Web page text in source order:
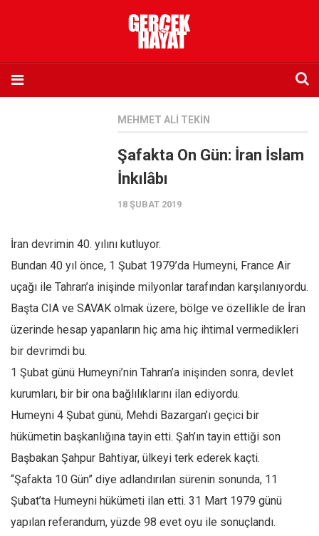
Abone olmak istiyorum
Sosyal Medya
Twitter
Facebook
Instagram
YouTube
Editörden
Yazarlar
Mahmut Toptaş
Yvonne Ridley
Barış Tarımcıoğlu
MEHMET ALI TEKIN
Şafakta On Gün: İran İslam
İnkılâbı
18 ŞUBAT 2019
İran devrimin 40. yılını kutluyor.
Bundan 40 yıl önce, 1 Şubat 1979’da Humeyni, France Air
uçağı ile Tahran’a inişinde milyonlar tarafından karşılanıyordu.
Başta CIA ve SAVAK olmak üzere, bölge ve özellikle de İran
üzerinde hesap yapanların hiç ama hiç ihtimal vermedikleri
bir devrimdi bu.
1 Şubat günü Humeyni’nin Tahran’a inişinden sonra, devlet
kurumları, bir bir ona bağlılıklarını ilan ediyordu.
Humeyni 4 Şubat günü, Mehdi Bazargan’ı geçici bir
hükümetin başkanlığına tayin etti. Şah’ın tayin ettiği son
Başbakan Şahpur Bahtiyar, ülkeyi terk ederek kaçti.
“Şafakta 10 Gün” diye adlandırılan sürenin sonunda, 11
Şubat’ta Humeyni hükümeti ilan etti. 31 Mart 1979 günü
yapılan referandum, yüzde 98 evet oyu ile sonuçlandı.